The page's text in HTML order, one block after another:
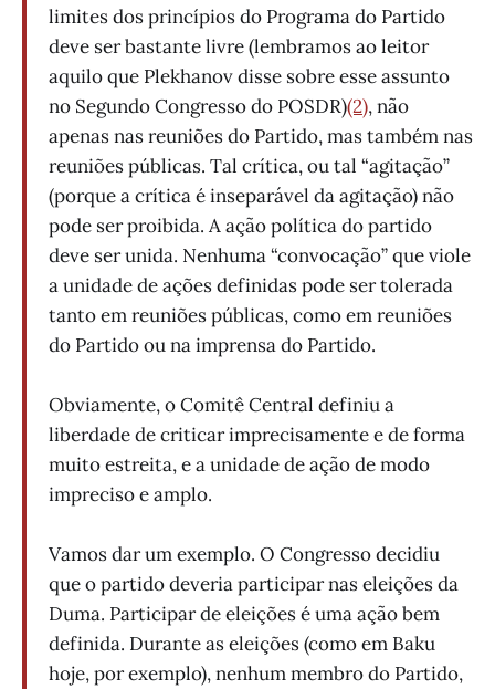
limites dos princípios do Programa do Partido
deve ser bastante livre (lembramos ao leitor
aquilo que Plekhanov disse sobre esse assunto
no Segundo Congresso do POSDR)(2), não
apenas nas reuniões do Partido, mas também nas
reuniões públicas. Tal crítica, ou tal “agitação”
(porque a crítica é inseparável da agitação) não
pode ser proibida. A ação política do partido
deve ser unida. Nenhuma “convocação” que viole
a unidade de ações definidas pode ser tolerada
tanto em reuniões públicas, como em reuniões
do Partido ou na imprensa do Partido.
Obviamente, o Comitê Central definiu a
liberdade de criticar imprecisamente e de forma
muito estreita, e a unidade de ação de modo
impreciso e amplo.
Vamos dar um exemplo. O Congresso decidiu
que o partido deveria participar nas eleições da
Duma. Participar de eleições é uma ação bem
definida. Durante as eleições (como em Baku
hoje, por exemplo), nenhum membro do Partido,